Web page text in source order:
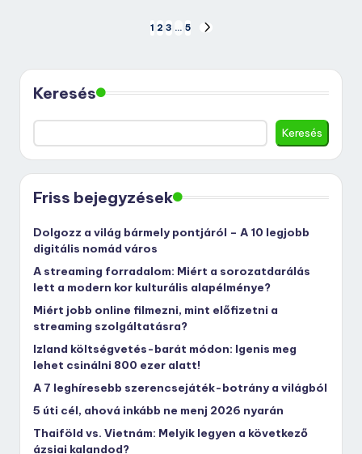
Bejegyzések
lapozása
1 2 3 … 5
Keresés
Keresés
Friss bejegyzések
Dolgozz a világ bármely pontjáról – A 10 legjobb
digitális nomád város
A streaming forradalom: Miért a sorozatdarálás
lett a modern kor kulturális alapélménye?
Miért jobb online filmezni, mint előfizetni a
streaming szolgáltatásra?
Izland költségvetés-barát módon: Igenis meg
lehet csinálni 800 ezer alatt!
A 7 leghíresebb szerencsejáték-botrány a világból
5 úti cél, ahová inkább ne menj 2026 nyarán
Thaiföld vs. Vietnám: Melyik legyen a következő
ázsiai kalandod?